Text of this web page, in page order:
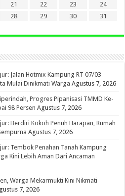
21 22 23
24
28 29 30
31
Jalan Hotmix Kampung RT 07/03
Mulai Dinikmati Warga Agustus 7, 2026
Progres Pipanisasi TMMD Ke-
98 Persen Agustus 7, 2026
Berdiri Kokoh Penuh Harapan, Rumah
Agustus 7, 2026
Tembok Penahan Tanah Kampung
Kini Lebih Aman Dari Ancaman
Warga Mekarmukti Kini Nikmati
7, 2026